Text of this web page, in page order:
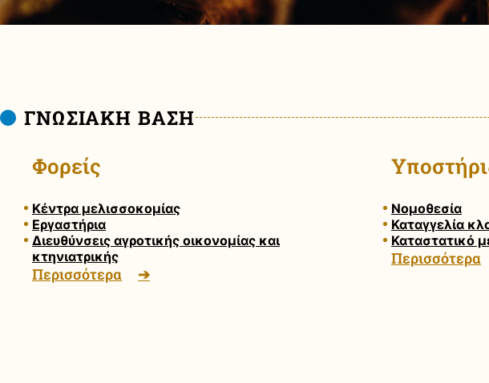
ΓΝΩΣΙΑΚΗ ΒΑΣΗ
Φορείς
Κέντρα μελισσοκομίας
Εργαστήρια
Διευθύνσεις αγροτικής οικονομίας και
κτηνιατρικής
Περισσότερα
Νομοθεσία
Καταγγελία
Καταστατικό
Περισσότερα